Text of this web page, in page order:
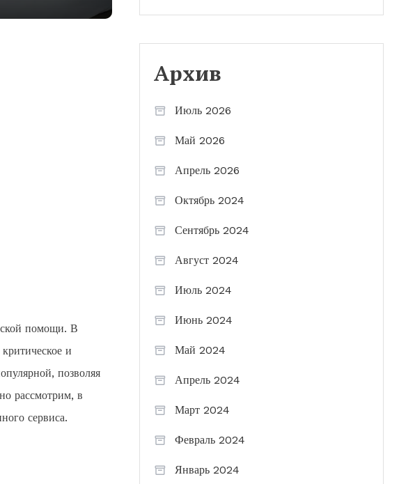
помощи. В
и
позволяя
рассмотрим, в
сервиса.
Архив
Июль 2026
Май 2026
Апрель 2026
Октябрь 2024
Сентябрь 2024
Август 2024
Июль 2024
Июнь 2024
Май 2024
Апрель 2024
Март 2024
Февраль 2024
Январь 2024